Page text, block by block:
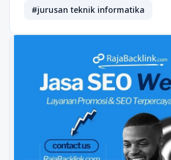
#jurusan teknik informatika